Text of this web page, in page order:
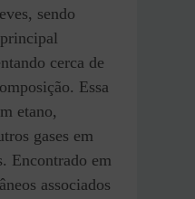
sendo
cerca de
Essa
etano,
gases em
Encontrado em
associados